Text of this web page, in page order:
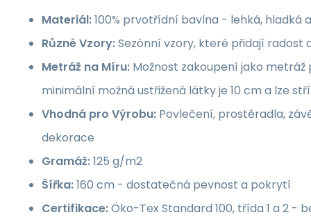
Materiál:100% prvotřídní bavlna - lehká, hladká
Různé Vzory:Sezónní vzory, které přidají radost
Metráž na Míru: Možnost zakoupení jako
minimální možná ustřižená látky je 10 cm a lze
Vhodná pro Výrobu: Povlečení, prostěradla,
dekorace
Gramáž:125 g/m2
Šířka:160 cm - dostatečná pevnost a pokrytí
Certifikace:Öko-Tex Standard 100, třída 1 a 2 -